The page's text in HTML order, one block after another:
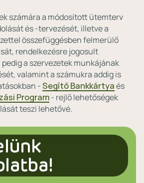
számára a módosított ütemterv
és -tervezését, illetve a
összefüggésben felmerülő
rendelkezésre jogosult
a szervezetek munkájának
valamint a számukra addig is
-Segítő Bankkártyaés
Program- rejlő lehetőségek
teszi lehetővé.